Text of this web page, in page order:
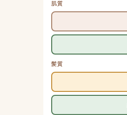
肌質
髪質